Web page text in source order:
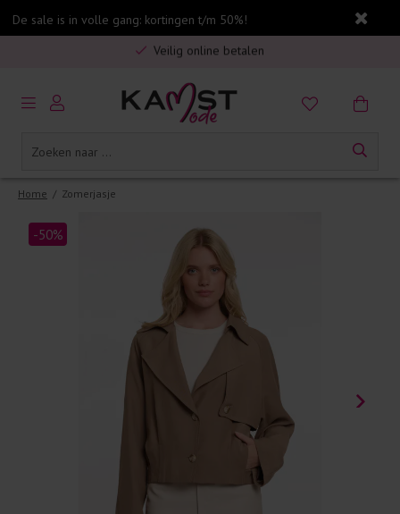
De sale is in volle gang: kortingen t/m 50%!
Veilig online betalen
5% spaarbonus op jouw aankoop
Gratis verzending in Nederland vanaf €75,-
Home / Zomerjasje
-50%